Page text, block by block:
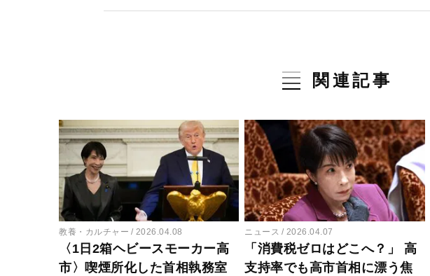
関連記事
教養・カルチャー 2026.04.08
〈1日2箱ヘビースモーカー高
市〉喫煙所化した首相執務室
ニュース 2026.04.07
「消費税ゼロはどこへ？」 高
支持率でも高市首相に漂う焦